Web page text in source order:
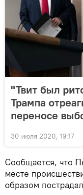
"Твит был
Трампа
переносе
30 июля 2020, 19:17
Сообщается, что
месте
образом